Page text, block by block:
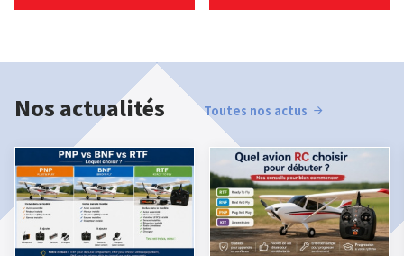
Nos actualités Toutes nos actus